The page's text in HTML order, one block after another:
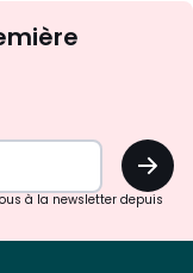
OK
à la newsletter depuis